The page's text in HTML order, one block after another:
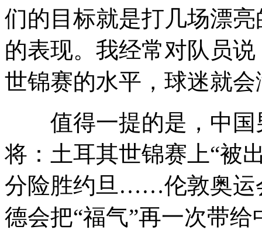
们的目标就是打几场漂
的表现。我经常对队员
世锦赛的水平，球迷就会
值得一提的是，中国
将：土耳其世锦赛上“被
分险胜约旦……伦敦奥运
德会把“福气”再一次带